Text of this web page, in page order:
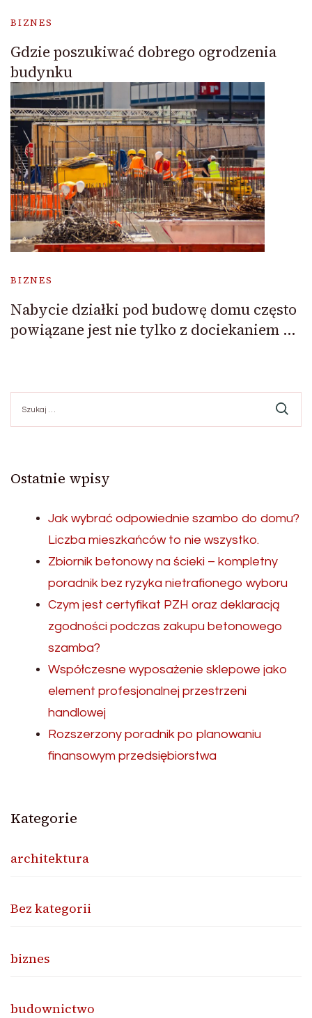
BIZNES
Gdzie poszukiwać dobrego ogrodzenia
budynku
BIZNES
Nabycie działki pod budowę domu często
powiązane jest nie tylko z dociekaniem …
Ostatnie wpisy
Jak wybrać odpowiednie szambo do domu?
Liczba mieszkańców to nie wszystko.
Zbiornik betonowy na ścieki – kompletny
poradnik bez ryzyka nietrafionego wyboru
Czym jest certyfikat PZH oraz deklaracją
zgodności podczas zakupu betonowego
szamba?
Współczesne wyposażenie sklepowe jako
element profesjonalnej przestrzeni
handlowej
Rozszerzony poradnik po planowaniu
finansowym przedsiębiorstwa
Kategorie
architektura
Bez kategorii
biznes
budownictwo